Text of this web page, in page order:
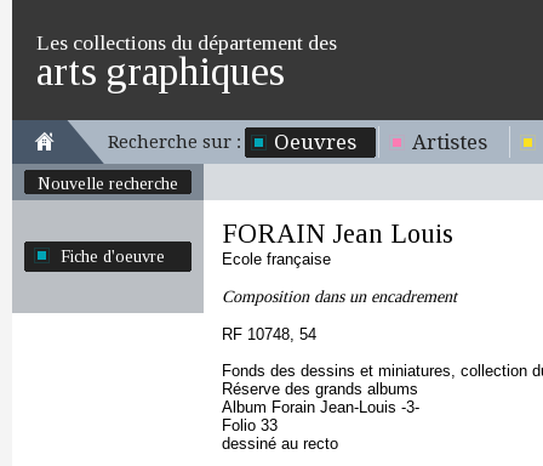
Les collections du département des
arts graphiques
Recherche sur : Oeuvres Artistes
Nouvelle recherche
Fiche d'oeuvre
FORAIN Jean Louis
Ecole française
Composition dans un encadrement
RF 10748, 54
Fonds des dessins et miniatures, collection
Réserve des grands albums
Album Forain Jean-Louis -3-
Folio 33
dessiné au recto